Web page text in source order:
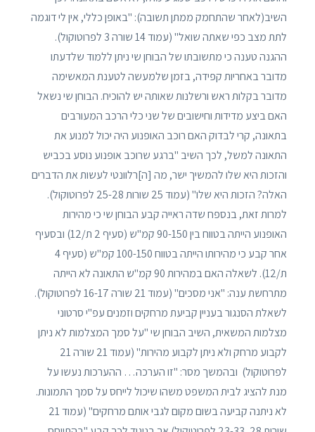
השיב(לאחר שהתחמק ממתן תשובה): "באופן כללי, אין לי דוגמה
לתת מצב כפי שאתה שואל" (עמוד 14 שורה 3 לפרוטוקול).
ההגנה טענה כי מתשובתו של הבוחן שי ניתן ללמוד שלדעתו
מדובר באחריות קפידה, בזמן שלמעשה לטענת המאשימה
מדובר בקלות ראש ורשלנות שאותה יש להוכיח. הבוחן שי נשאל
האם ביצע מדידות וחישובים של שני כלי הרכב המעורבים
בתאונה, קרי לבדוק האם רוכב האופנוע היה יכול למנוע את
התאונה למשל, לכך השיב "ברגע שרוכב אופנוע נוסע בכביש
והזכות היא שלו להמשיך ישר, מה [ה]רלוונטי לעשות את הדברים
האלה? הזכות היא שלו" (עמוד 25 שורות 25-28 לפרוטוקול).
למרות זאת, בנספח שדה ראייה קבע הבוחן שי כי מהירות
האופנוע הייתה בטווח בין 90-150 קמ"ש (סעיף 2 ת/12) ובסעיף
אחר קבע כי מהירותו הייתה בטווח 100-150 קמ"ש (סעיף 4
ת/12). לשאלה האם במהירות 90 קמ"ש התאונה לא הייתה
מתרחשת ענה: "אני מסכים" (עמוד 21 שורה 16-17 לפרוטוקול).
לשאלת הסנגור בעניין קביעת מרחקים וזמנים עפ"י סרטוני
מצלמות המשאית, השיב הבוחן שי "על סמך המצלמות לא ניתן
לקבוע מרחק ולא ניתן לקבוע מהירות" (עמוד 21 שורה 21
לפרוטוקול) ובהמשך מסר: "זו הערכה… ההערכות נעשו על
מנת להציג לבית המשפט משהו שיכול לייחס על סמך התמונות.
לא ניתנה קביעה בשום מקום לגבי אותם מרחקים" (עמוד 21